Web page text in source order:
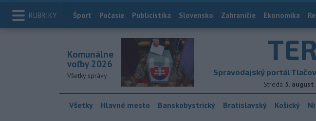
RUBRIKY Index
Šport Počasie Publicistika Slovensko Zahraničie Ekonomika
Spravodajský portál
Streda 5. august
Komunálne
voľby 2026
Všetky správy
Všetky Hlavné mesto Banskobystrický Bratislavský Košický